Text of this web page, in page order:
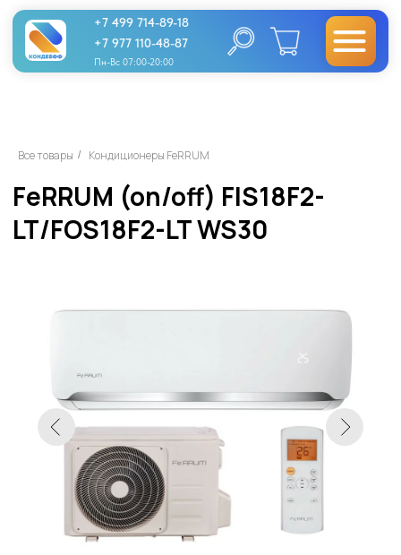
+7 499 714-89-18
+7 977 110-48-87
Пн-Вс 07:00-20:00
Все товары / Кондиционеры FeRRUM
LT/FOS18F2-LT WS30
до 25 м²
160 400₽